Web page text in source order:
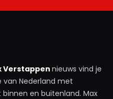
Verstappennieuws vind je
van Nederland met
en buitenland. Max